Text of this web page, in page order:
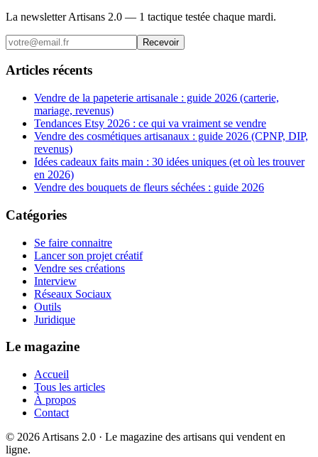
La newsletter Artisans 2.0 — 1 tactique testée chaque mardi.
Recevoir
Articles récents
Vendre de la papeterie artisanale : guide 2026 (carterie,
mariage, revenus)
Tendances Etsy 2026 : ce qui va vraiment se vendre
Vendre des cosmétiques artisanaux : guide 2026 (CPNP, DIP,
revenus)
Idées cadeaux faits main : 30 idées uniques (et où les trouver
en 2026)
Vendre des bouquets de fleurs séchées : guide 2026
Catégories
Se faire connaitre
Lancer son projet créatif
Vendre ses créations
Interview
Réseaux Sociaux
Outils
Juridique
Le magazine
Accueil
Tous les articles
À propos
Contact
© 2026 Artisans 2.0 · Le magazine des artisans qui vendent en
ligne.